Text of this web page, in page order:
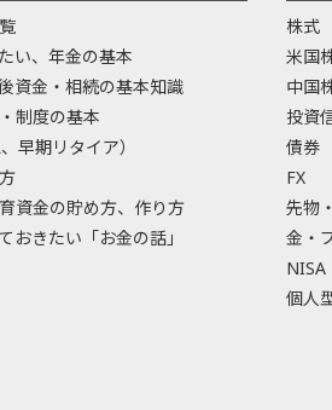
い、年金の基本
資金・相続の基本知識
制度の基本
早期リタイア）
資金の貯め方、作り方
おきたい「お金の話」
株式
米国
中国
投資
債券
FX
先物
金・
NISA
個人